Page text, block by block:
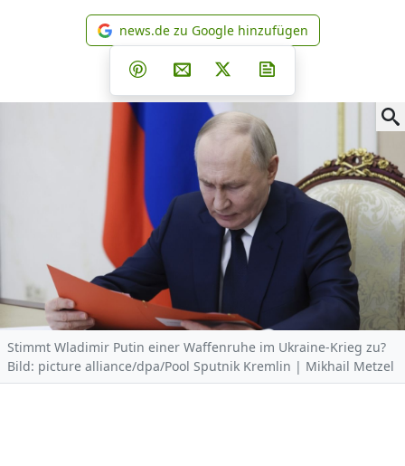
news.de zu Google
news.de zu Google hinzufügen
Teilen auf Facebook
Teilen auf Whatsapp
Teilen auf Telegram
Teilen auf Pinterest
Per E-Mail teilen
Post auf X
Stimmt Wladimir Putin einer Waffenruhe im Ukraine-Krieg zu?
Bild: picture alliance/dpa/Pool Sputnik Kremlin | Mikhail Metzel